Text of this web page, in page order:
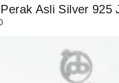
Asli Silver 925